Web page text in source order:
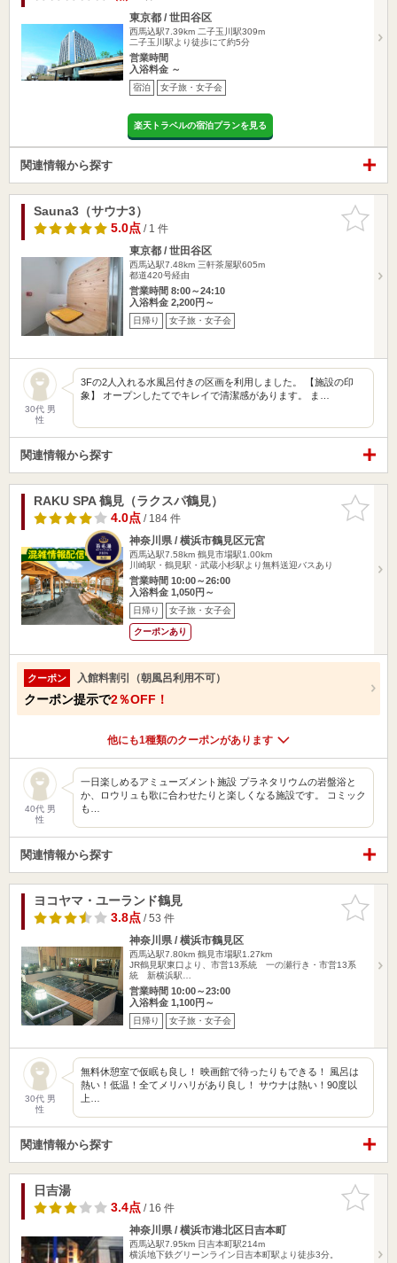
東京都 / 世田谷区
西馬込駅7.39km 二子玉川駅309m
二子玉川駅より徒歩にて約5分
営業時間
入浴料金 ～
宿泊 女子旅・女子会
楽天トラベルの宿泊プランを見る
関連情報から探す
お気に入
りに追加
Sauna3（サウナ3）
5.0点/ 1 件
東京都 / 世田谷区
西馬込駅7.48km 三軒茶屋駅605m
都道420号経由
営業時間 8:00～24:10
入浴料金 2,200円～
日帰り 女子旅・女子会
30代 男
性
3Fの2人入れる水風呂付きの区画を利用しました。 【施設の印
象】 オープンしたてでキレイで清潔感があります。 ま…
関連情報から探す
お気に入
りに追加
RAKU SPA 鶴見（ラクスパ鶴見）
4.0点/ 184 件
神奈川県 / 横浜市鶴見区元宮
西馬込駅7.58km 鶴見市場駅1.00km
川崎駅・鶴見駅・武蔵小杉駅より無料送迎バスあり
営業時間 10:00～26:00
入浴料金 1,050円～
日帰り 女子旅・女子会
クーポンあり
クーポン 入館料割引（朝風呂利用不可）
クーポン提示で2％OFF！
他にも1種類のクーポンがあります
40代 男
性
一日楽しめるアミューズメント施設 プラネタリウムの岩盤浴と
か、ロウリュも歌に合わせたりと楽しくなる施設です。 コミック
も…
関連情報から探す
お気に入
りに追加
ヨコヤマ・ユーランド鶴見
3.8点/ 53 件
神奈川県 / 横浜市鶴見区
西馬込駅7.80km 鶴見市場駅1.27km
JR鶴見駅東口より、市営13系統 一の瀬行き・市営13系
統 新横浜駅…
営業時間 10:00～23:00
入浴料金 1,100円～
日帰り 女子旅・女子会
30代 男
性
無料休憩室で仮眠も良し！ 映画館で待ったりもできる！ 風呂は
熱い！低温！全てメリハリがあり良し！ サウナは熱い！90度以
上…
関連情報から探す
お気に入
りに追加
日吉湯
3.4点/ 16 件
神奈川県 / 横浜市港北区日吉本町
西馬込駅7.95km 日吉本町駅214m
横浜地下鉄グリーンライン日吉本町駅より徒歩3分。